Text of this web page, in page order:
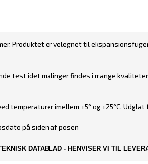
Produktet er velegnet til
test idet malinger findes i mange
imellem +5° og +25°C.
på siden af posen
DATABLAD - HENVISER VI TIL